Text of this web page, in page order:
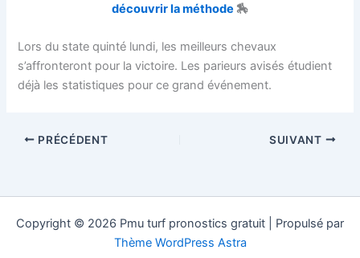
découvrir la méthode 🏇
Lors du state quinté lundi, les meilleurs chevaux
s’affronteront pour la victoire. Les parieurs avisés étudient
déjà les statistiques pour ce grand événement.
PRÉCÉDENT SUIVANT
Copyright © 2026 Pmu turf pronostics gratuit | Propulsé par
Thème WordPress Astra